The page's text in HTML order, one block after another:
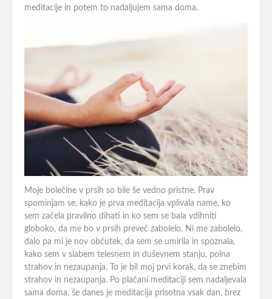
meditacije in potem to nadaljujem sama doma.
Moje bolečine v prsih so bile še vedno pristne. Prav
spominjam se, kako je prva meditacija vplivala name, ko
sem začela pravilno dihati in ko sem se bala vdihniti
globoko, da me bo v prsih preveč zabolelo. Ni me zabolelo,
dalo pa mi je nov občutek, da sem se umirila in spoznala,
kako sem v slabem telesnem in duševnem stanju, polna
strahov in nezaupanja. To je bil moj prvi korak, da se znebim
strahov in nezaupanja. Po plačani meditaciji sem nadaljevala
sama doma, še danes je meditacija prisotna vsak dan, brez